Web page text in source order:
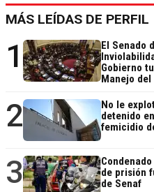
MÁS LEÍDAS DE PERFIL
1
El Senado
Gobierno
Manejo del
2
No le
detenido
femicidio
3
de prisión
de Senaf